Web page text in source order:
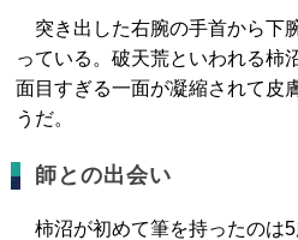
突き出した右腕の手首から下
っている。破天荒といわれる柿
面目すぎる一面が凝縮されて皮
うだ。
師との出会い
柿沼が初めて筆を持ったのは